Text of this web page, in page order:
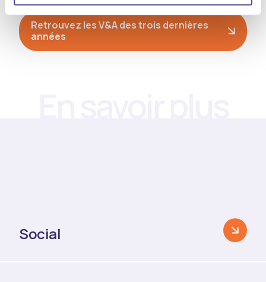
Retrouvez les V&A des trois dernières
années
Social